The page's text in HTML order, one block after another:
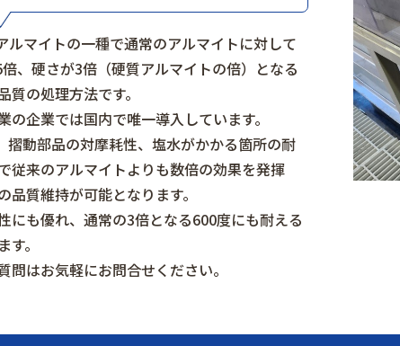
ルマイトの一種で通常のアルマイトに対して
、硬さが3倍（硬質アルマイトの倍）となる
質の処理方法です。
の企業では国内で唯一導入しています。
摺動部品の対摩耗性、塩水がかかる箇所の耐
従来のアルマイトよりも数倍の効果を発揮
品質維持が可能となります。
にも優れ、通常の3倍となる600度にも耐える
。
問はお気軽にお問合せください。